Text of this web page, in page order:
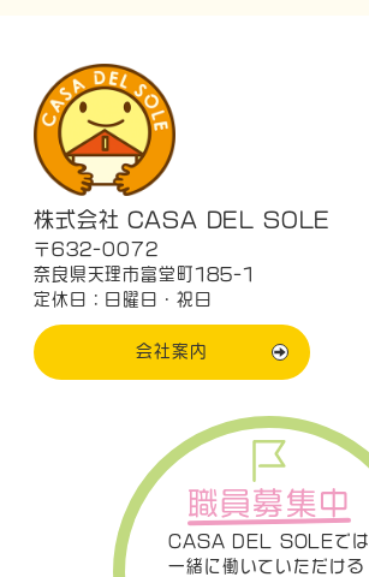
株式会社 CASA DEL SOLE
〒632-0072
奈良県天理市富堂町185-1
定休日：日曜日・祝日
会社案内
職員募集中
CASA DEL SOLEでは
一緒に働いていただける